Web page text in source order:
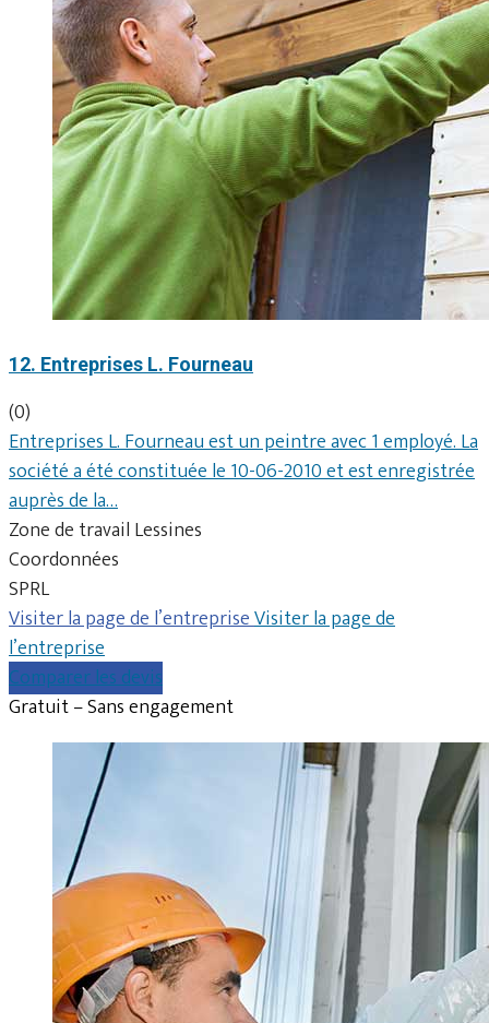
12. Entreprises L. Fourneau
(0)
Entreprises L. Fourneau est un peintre avec 1 employé. La
société a été constituée le 10-06-2010 et est enregistrée
auprès de la…
Zone de travail Lessines
Coordonnées
SPRL
Visiter la page de l’entrepriseVisiter la page de
l’entreprise
Comparer les devis
Gratuit – Sans engagement